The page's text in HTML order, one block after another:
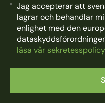
Jag accepterar att
lagrar och behandlar
enlighet med den
läsa vår